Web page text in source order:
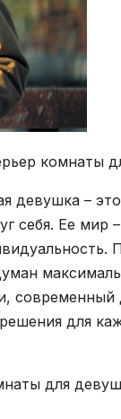
комнаты
девушка –
себя. Ее мир
для
для